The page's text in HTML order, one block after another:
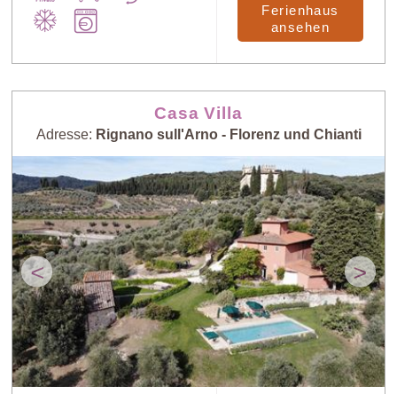
Ferienhaus
ansehen
Casa Villa
Adresse: Rignano sull'Arno - Florenz und Chianti
< >